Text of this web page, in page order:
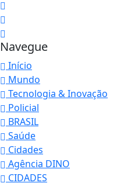
Navegue
Início
Mundo
Tecnologia & Inovação
Policial
BRASIL
Saúde
Cidades
Agência DINO
CIDADES